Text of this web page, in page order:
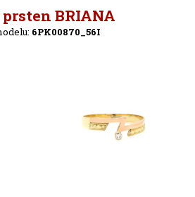
BRIANA
6PK00870_56I